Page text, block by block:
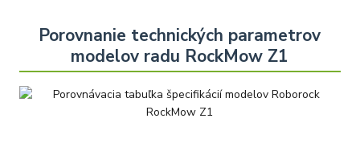
Porovnanie technických parametrov
modelov radu RockMow Z1